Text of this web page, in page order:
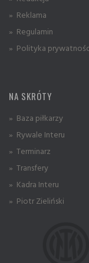
» Reklama
» Regulamin
» Polityka
NA SKRÓTY
» Baza piłkarzy
» Rywale Interu
» Terminarz
» Transfery
» Kadra Interu
» Piotr Zieliński